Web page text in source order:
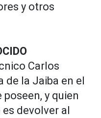
y otros
Carlos
de la Jaiba en el
y quien
devolver al